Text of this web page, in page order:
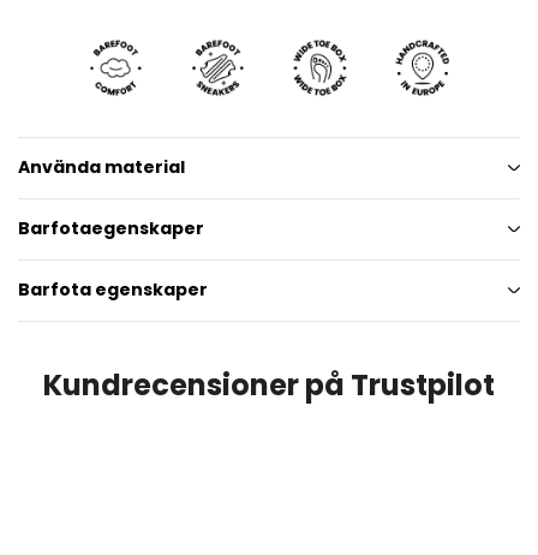
Använda material
Barfotaegenskaper
Barfota egenskaper
Kundrecensioner på Trustpilot